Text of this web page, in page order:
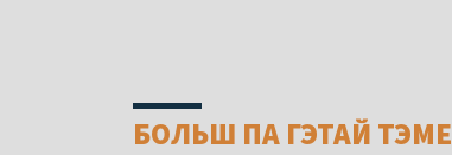
БОЛЬШ ПА ГЭТАЙ ТЭМЕ